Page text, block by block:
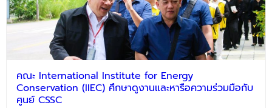
คณะ International Institute for Energy
Conservation (IIEC) ศึกษาดูงานและหารือความร่วมมือกับ
ศูนย์ CSSC